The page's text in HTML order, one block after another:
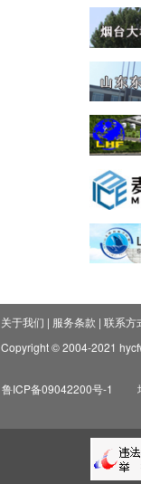
关于我们 | 服务条款 | 联系方
Copyright © 2004-2021
鲁ICP备09042200号-1